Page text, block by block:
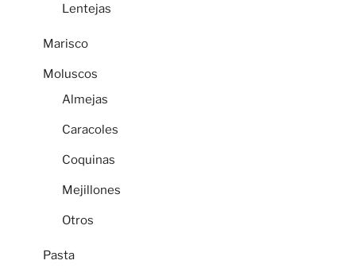
Lentejas
Marisco
Moluscos
Almejas
Caracoles
Coquinas
Mejillones
Otros
Pasta